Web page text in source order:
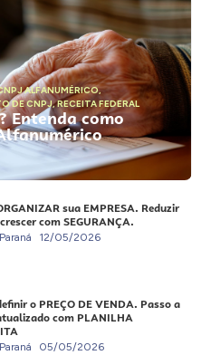
ALFANUMÉRICO,
DE CNPJ,RECEITA FEDERAL
Entenda como
sua EMPRESA. Reduzir
com SEGURANÇA.
12/05/2026
o PREÇO DE VENDA. Passo a
com PLANILHA
05/05/2026